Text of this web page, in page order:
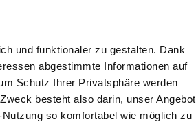
und funktionaler zu gestalten. Dank
abgestimmte Informationen auf
Schutz Ihrer Privatsphäre werden
besteht also darin, unser Angebot
so komfortabel wie möglich zu
Über uns